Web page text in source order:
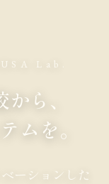
Lab.
ら、
ムを。
ーションした